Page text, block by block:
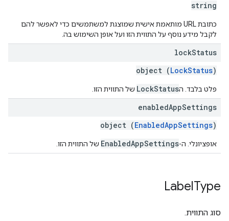
string
כתובת URL מותאמת אישית שמוצגת למשתמשים כדי לאפשר להם
לקבל מידע נוסף על התווית הזו ועל אופן השימוש בה.
lockStatus
object (LockStatus)
פלט בלבד. הLockStatus של התווית הזו.
enabledAppSettings
object (EnabledAppSettings)
אופציונלי. ה-EnabledAppSettings של התווית הזו.
LabelType
סוג התווית.